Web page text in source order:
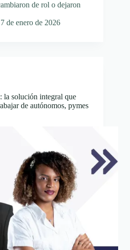
de rol o dejaron
de enero de 2026
la solución integral que
de autónomos, pymes